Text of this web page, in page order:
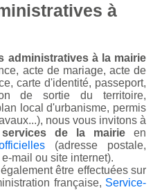
à
administratives à la mairie
acte de mariage, acte de
carte d'identité, passeport,
de sortie du territoire,
local d'urbanisme, permis
nous vous invitons à
de la mairie en
(adresse postale,
mail ou site internet).
être effectuées sur
française, Service-